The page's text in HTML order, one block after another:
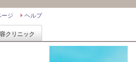
ヘルプ
ージ
クリニック